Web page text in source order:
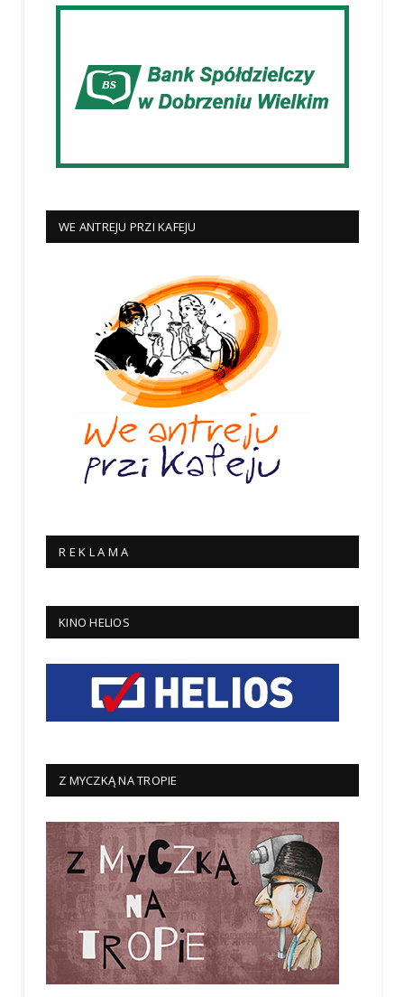
WE ANTREJU PRZI KAFEJU
R E K L A M A
KINO HELIOS
Z MYCZKĄ NA TROPIE